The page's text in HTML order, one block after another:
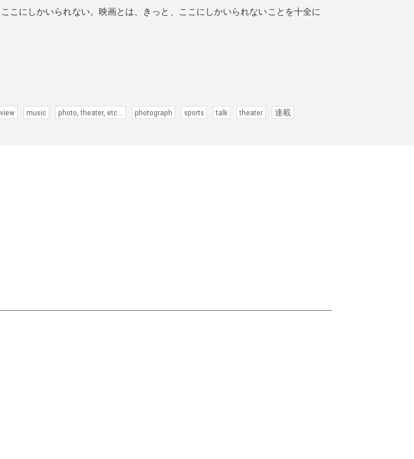
こにしかいられない。映画とは、きっと、ここにしかいられないことを十全に
music photo, theater, etc... photograph sports talk theater 連載